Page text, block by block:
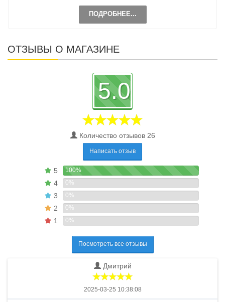
ПОДРОБНЕЕ...
ОТЗЫВЫ О МАГАЗИНЕ
5.0
Количество отзывов 26
Написать отзыв
5 100%
4 0%
3 0%
2 0%
1 0%
Посмотреть все отзывы
Дмитрий
2025-03-25 10:38:08